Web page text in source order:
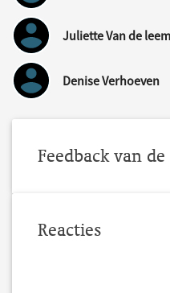
Juliette Van de
Denise Verhoeven
Feedback van
Reacties